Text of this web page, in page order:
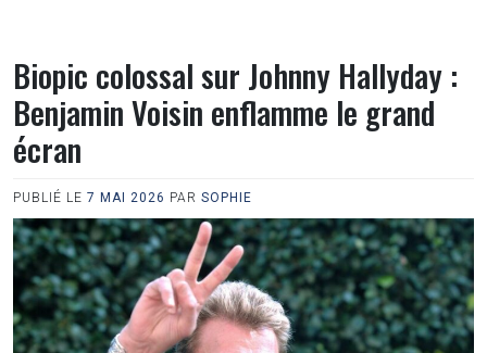
Biopic colossal sur Johnny Hallyday :
Benjamin Voisin enflamme le grand
écran
PUBLIÉ LE 7 MAI 2026 PAR SOPHIE